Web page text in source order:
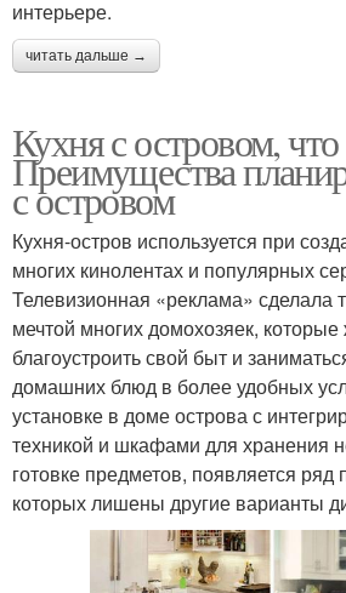
интерьере.
читать дальше →
Кухня с островом, что
Преимущества
с островом
Кухня-остров используется при
многих кинолентах и популярных
Телевизионная «реклама» сделала
мечтой многих домохозяек,
благоустроить свой быт и
домашних блюд в более удобных
установке в доме острова с
техникой и шкафами для хранения
готовке предметов, появляется
которых лишены другие варианты